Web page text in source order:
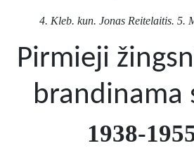
4. Kleb. kun. Jonas Reitelaitis. 5.
Pirmieji
brandinama
1938-